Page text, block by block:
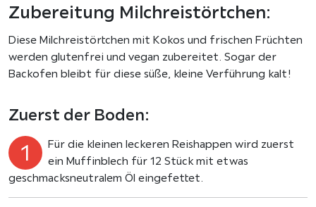
Zubereitung Milchreistörtchen:
Diese Milchreistörtchen mit Kokos und frischen Früchten
werden glutenfrei und vegan zubereitet. Sogar der
Backofen bleibt für diese süße, kleine Verführung kalt!
Zuerst der Boden:
Für die kleinen leckeren Reishappen wird zuerst
ein Muffinblech für 12 Stück mit etwas
geschmacksneutralem Öl eingefettet.